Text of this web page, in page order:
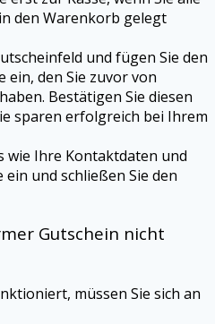
den Warenkorb gelegt
und fügen Sie den
ein, den Sie zuvor von
Bestätigen Sie diesen
sparen erfolgreich bei Ihrem
wie Ihre Kontaktdaten und
und schließen Sie den
Gutschein nicht
müssen Sie sich an